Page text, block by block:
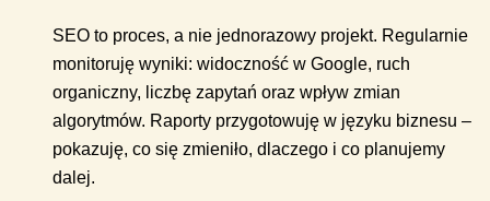
SEO to proces, a nie jednorazowy projekt. Regularnie
monitoruję wyniki: widoczność w Google, ruch
organiczny, liczbę zapytań oraz wpływ zmian
algorytmów. Raporty przygotowuję w języku biznesu –
pokazuję, co się zmieniło, dlaczego i co planujemy
dalej.